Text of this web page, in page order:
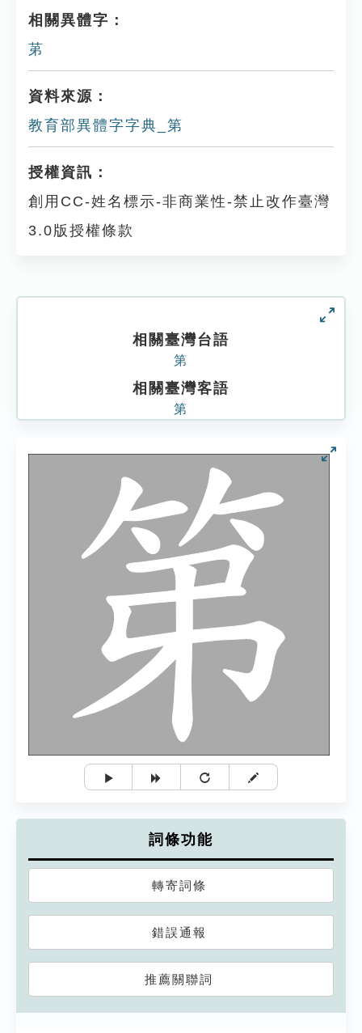
相關異體字：
苐
資料來源：
教育部異體字字典_第
授權資訊：
創用CC-姓名標示-非商業性-禁止改作臺灣
3.0版授權條款
相關臺灣台語
第
相關臺灣客語
第
詞條功能
轉寄詞條
錯誤通報
推薦關聯詞